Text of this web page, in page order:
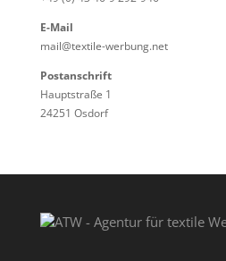
E-Mail
mail@textile-werbung.net
Postanschrift
Hauptstraße 1
24251 Osdorf